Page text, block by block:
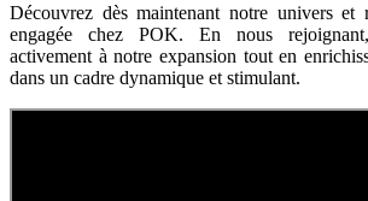
Découvrez dès maintenant notre univers et
engagée chez POK. En nous
activement à notre expansion tout en
dans un cadre dynamique et stimulant.